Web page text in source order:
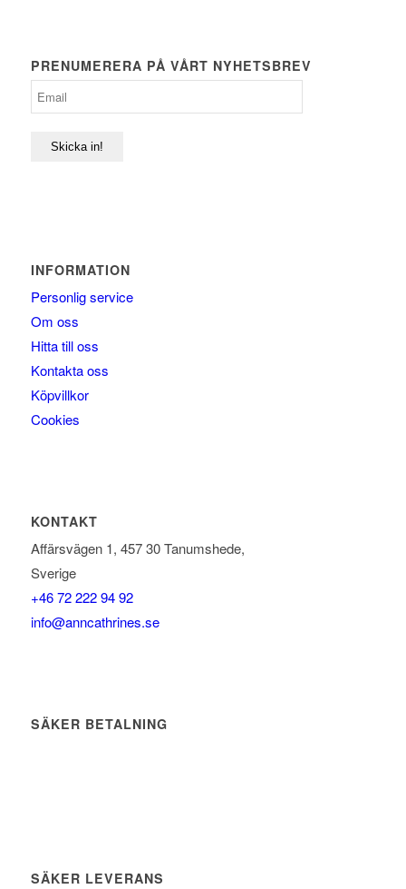
PRENUMERERA PÅ VÅRT NYHETSBREV
Skicka in!
INFORMATION
Personlig service
Om oss
Hitta till oss
Kontakta oss
Köpvillkor
Cookies
KONTAKT
Affärsvägen 1, 457 30 Tanumshede,
Sverige
+46 72 222 94 92
info@anncathrines.se
SÄKER BETALNING
SÄKER LEVERANS